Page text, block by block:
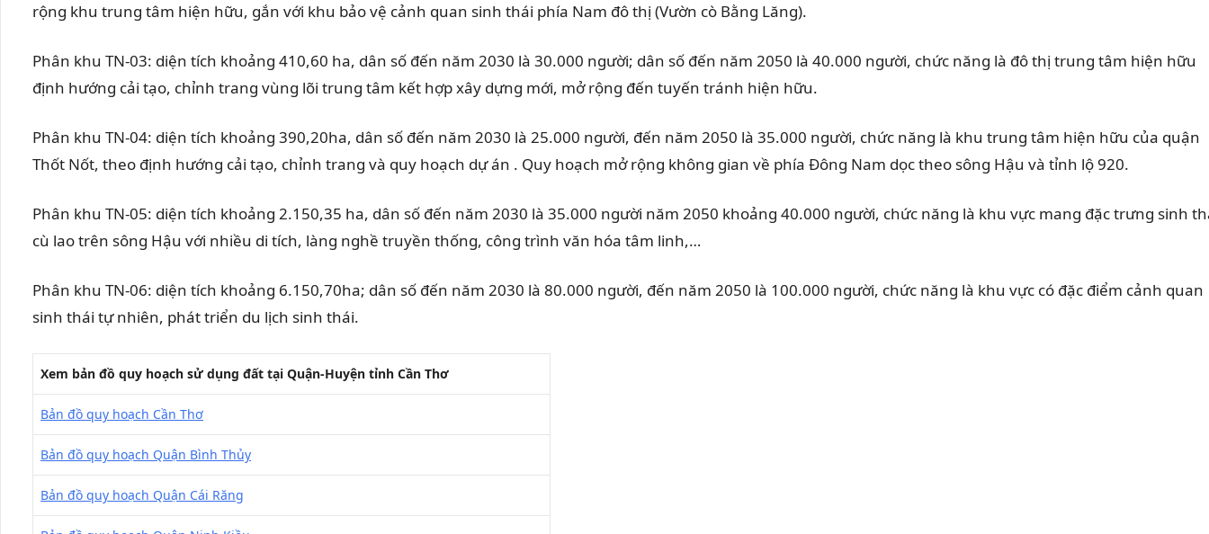
rộng khu trung tâm hiện hữu, gắn với khu bảo vệ cảnh quan sinh thái phía Nam đô thị (Vườn cò Bằng Lăng).
Phân khu TN-03: diện tích khoảng 410,60 ha, dân số đến năm 2030 là 30.000 người; dân số đến năm 2050 là 40.000 người, chức năng là đô thị trung tâm hiện hữu
định hướng cải tạo, chỉnh trang vùng lõi trung tâm kết hợp xây dựng mới, mở rộng đến tuyến tránh hiện hữu.
Phân khu TN-04: diện tích khoảng 390,20ha, dân số đến năm 2030 là 25.000 người, đến năm 2050 là 35.000 người, chức năng là khu trung tâm hiện hữu của quận
Thốt Nốt, theo định hướng cải tạo, chỉnh trang và quy hoạch dự án . Quy hoạch mở rộng không gian về phía Đông Nam dọc theo sông Hậu và tỉnh lộ 920.
Phân khu TN-05: diện tích khoảng 2.150,35 ha, dân số đến năm 2030 là 35.000 người năm 2050 khoảng 40.000 người, chức năng là khu vực mang đặc trưng sinh
cù lao trên sông Hậu với nhiều di tích, làng nghề truyền thống, công trình văn hóa tâm linh,…
Phân khu TN-06: diện tích khoảng 6.150,70ha; dân số đến năm 2030 là 80.000 người, đến năm 2050 là 100.000 người, chức năng là khu vực có đặc điểm cảnh quan
sinh thái tự nhiên, phát triển du lịch sinh thái.
Xem bản đồ quy hoạch sử dụng đất tại Quận-Huyện tỉnh Cần Thơ
Bản đồ quy hoạch Cần Thơ
Bản đồ quy hoạch Quận Bình Thủy
Bản đồ quy hoạch Quận Cái Răng